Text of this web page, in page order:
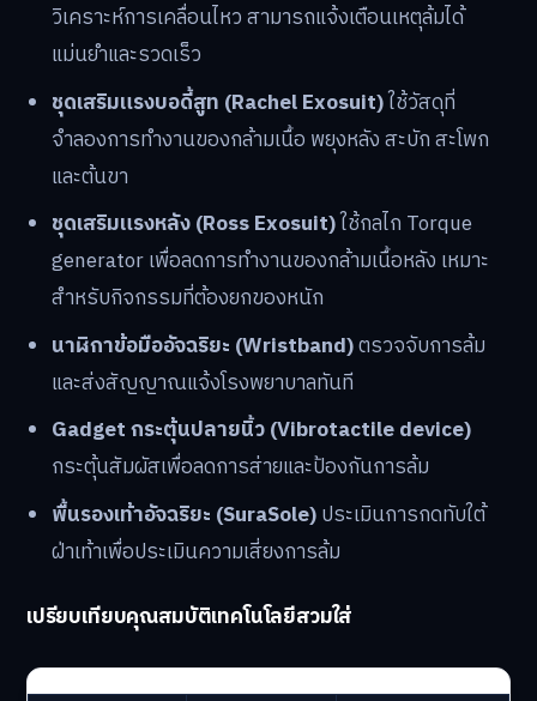
วิเคราะห์การเคลื่อนไหว สามารถแจ้งเตือนเหตุล้มได้
แม่นยำและรวดเร็ว
ชุดเสริมแรงบอดี้สูท (Rachel Exosuit)ใช้วัสดุที่
จำลองการทำงานของกล้ามเนื้อ พยุงหลัง สะบัก สะโพก
และต้นขา
ชุดเสริมแรงหลัง (Ross Exosuit)ใช้กลไก Torque
generator เพื่อลดการทำงานของกล้ามเนื้อหลัง เหมาะ
สำหรับกิจกรรมที่ต้องยกของหนัก
นาฬิกาข้อมืออัจฉริยะ (Wristband)ตรวจจับการล้ม
และส่งสัญญาณแจ้งโรงพยาบาลทันที
Gadget กระตุ้นปลายนิ้ว (Vibrotactile device)
กระตุ้นสัมผัสเพื่อลดการส่ายและป้องกันการล้ม
พื้นรองเท้าอัจฉริยะ (SuraSole)ประเมินการกดทับใต้
ฝ่าเท้าเพื่อประเมินความเสี่ยงการล้ม
เปรียบเทียบคุณสมบัติเทคโนโลยีสวมใส่